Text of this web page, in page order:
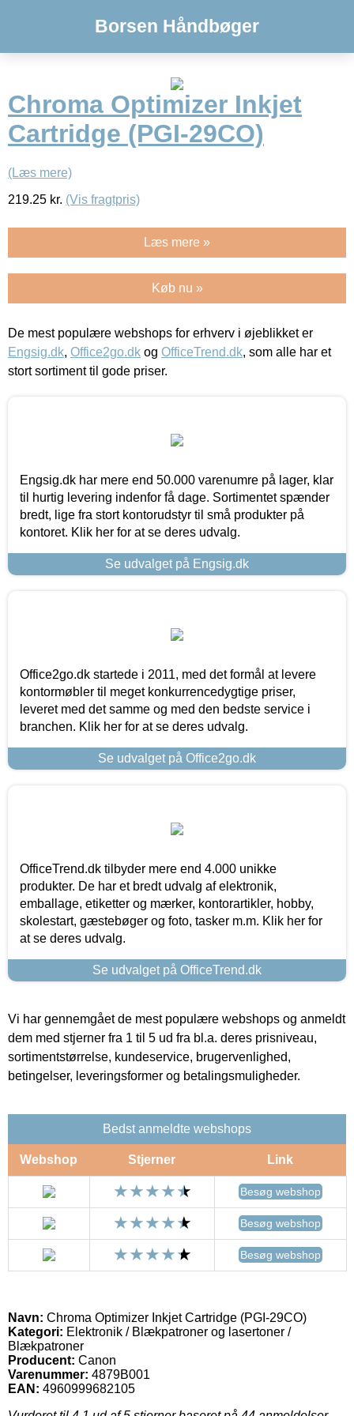
Borsen Håndbøger
Chroma Optimizer Inkjet
Cartridge (PGI-29CO)
(Læs mere)
219.25 kr. (Vis fragtpris)
Læs mere »
Køb nu »
De mest populære webshops for erhverv i øjeblikket er
Engsig.dk, Office2go.dk og OfficeTrend.dk, som alle har et
stort sortiment til gode priser.
Engsig.dk har mere end 50.000 varenumre på lager, klar
til hurtig levering indenfor få dage. Sortimentet spænder
bredt, lige fra stort kontorudstyr til små produkter på
kontoret. Klik her for at se deres udvalg.
Se udvalget på Engsig.dk
Office2go.dk startede i 2011, med det formål at levere
kontormøbler til meget konkurrencedygtige priser,
leveret med det samme og med den bedste service i
branchen. Klik her for at se deres udvalg.
Se udvalget på Office2go.dk
OfficeTrend.dk tilbyder mere end 4.000 unikke
produkter. De har et bredt udvalg af elektronik,
emballage, etiketter og mærker, kontorartikler, hobby,
skolestart, gæstebøger og foto, tasker m.m. Klik her for
at se deres udvalg.
Se udvalget på OfficeTrend.dk
Vi har gennemgået de mest populære webshops og anmeldt
dem med stjerner fra 1 til 5 ud fra bl.a. deres prisniveau,
sortimentstørrelse, kundeservice, brugervenlighed,
betingelser, leveringsformer og betalingsmuligheder.
Bedst anmeldte webshops
Webshop Stjerner Link
Besøg webshop
Besøg webshop
Besøg webshop
Navn: Chroma Optimizer Inkjet Cartridge (PGI-29CO)
Kategori: Elektronik / Blækpatroner og lasertoner /
Blækpatroner
Producent: Canon
Varenummer: 4879B001
EAN: 4960999682105